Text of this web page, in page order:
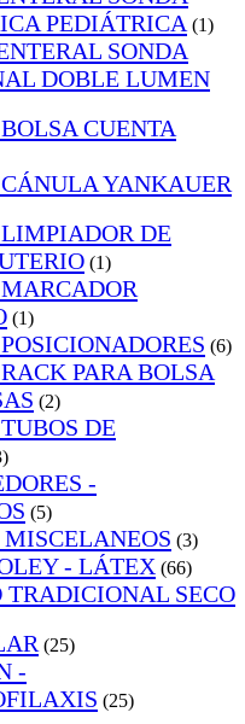
PEDIÁTRICA (1)
SONDA
DOBLE LUMEN
CUENTA
YANKAUER
DE
(1)
(1)
(6)
PARA BOLSA
(2)
DE
-
(5)
(3)
- LÁTEX (66)
TRADICIONAL SECO
(25)
-
(25)